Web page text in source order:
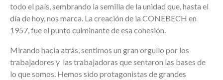
todo el país, sembrando la semilla de la unidad que, hasta el
día de hoy, nos marca. La creación de la CONEBECH en
1957, fue el punto culminante de esa cohesión.
Mirando hacia atrás, sentimos un gran orgullo por los
trabajadores y las trabajadoras que sentaron las bases de
lo que somos. Hemos sido protagonistas de grandes